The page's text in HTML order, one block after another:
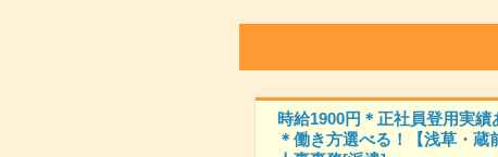
時給1900円＊正社員登用実績
＊働き方選べる！【浅草・蔵